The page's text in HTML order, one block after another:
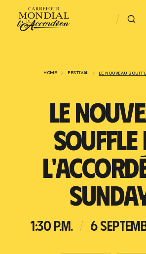
HOME FESTIVAL
LE
SOUFFLE
1:30 P.M. 6